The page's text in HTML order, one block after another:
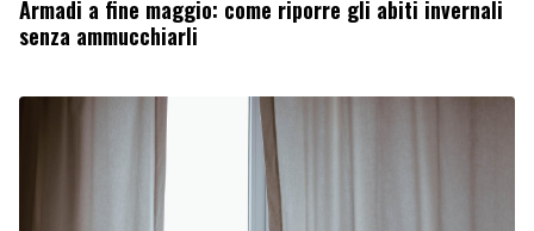
Armadi a fine maggio: come riporre gli abiti invernali
senza ammucchiarli